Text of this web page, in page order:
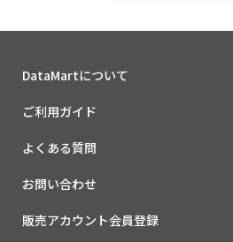
DataMartについて
ご利用ガイド
よくある質問
お問い合わせ
販売アカウント会員登録